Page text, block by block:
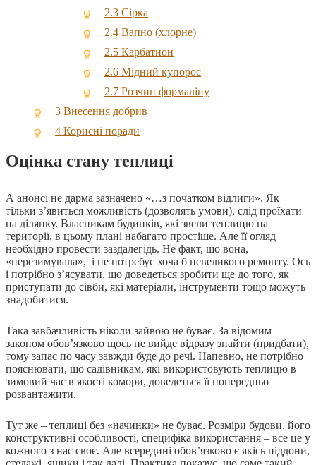
2.3 Сірка
2.4 Вапно (хлорне)
2.5 Карбатион
2.6 Мідний купорос
2.7 Розчин формаліну
3 Внесення добрив
4 Корисні поради
Оцінка стану теплиці
А анонсі не дарма зазначено «…з початком відлиги». Як
тільки з’явиться можливість (дозволять умови), слід проїхати
на ділянку. Власникам будинків, які звели теплицю на
території, в цьому плані набагато простіше. Але її огляд
необхідно провести заздалегідь. Не факт, що вона,
«перезимувала», і не потребує хоча б невеликого ремонту. Ось
і потрібно з’ясувати, що доведеться зробити ще до того, як
приступати до сівби, які матеріали, інструменти тощо можуть
знадобитися.
Така завбачливість ніколи зайвою не буває. За відомим
законом обов’язково щось не вийде відразу знайти (придбати),
тому запас по часу завжди буде до речі. Напевно, не потрібно
пояснювати, що садівникам, які використовують теплицю в
зимовий час в якості комори, доведеться її попередньо
розвантажити.
Тут же – теплиці без «начинки» не буває. Розміри будови, його
конструктивні особливості, специфіка використання – все це у
кожного з нас своє. Але всередині обов’язково є якісь піддони,